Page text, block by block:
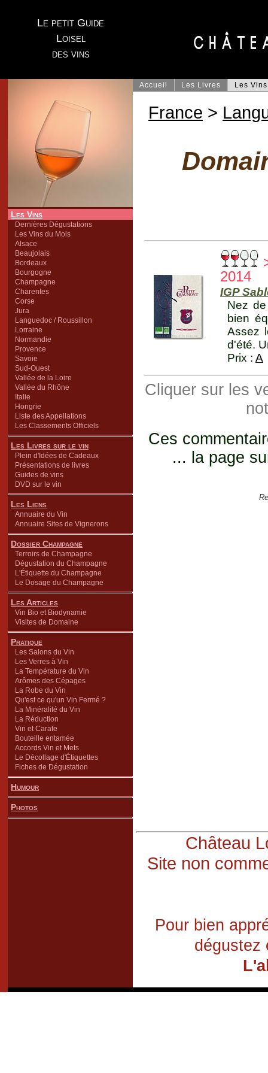
Le petit Guide
Loisel
des vins
Les Vins
Dernières Dégustations
Les Vins du Mois
Alsace
Beaujolais
Bordeaux
Bourgogne
Champagne
Charentes
Corse
Jura
Languedoc / Roussillon
Lorraine
Normandie
Provence
Savoie
Sud-Ouest
Vallée de la Loire
Vallée du Rhône
Italie
Hongrie
Liste des Appellations
Les Classements Officiels
Les Livres sur le vin
Plein d'Idées de Cadeaux
Présentations de livres
Guides de vins
DVD sur le vin
Les Liens
Annuaire du Vin
Annuaire Sites de Vignerons
Dossier Champagne
Terroirs de Champagne
Dégustation du Champagne
L'Étiquette du Champagne
Le Dosage du Champagne
Les Articles
Vin Bio et Biodynamie
Visites de Domaine
Pratique
Les Salons du Vin
Les Verres à Vin
La Température du Vin
Arômes des Cépages
La Robe du Vin
Qu'est ce qu'un Vin Fermé ?
La Minéralité du Vin
La Réduction
Vin et Carafe
Bouteille entamée
Accords Vin et Mets
Le Décollage d'Étiquettes
Fiches de Dégustation
Humour
Photos
Accueil Les Livres Les Vins
France >
2014
IGP
Nez
bien
Assez
d'été.
Prix : A
Cliquer sur les
Ces
... la page
Château
Site non
Pour bien
dégustez